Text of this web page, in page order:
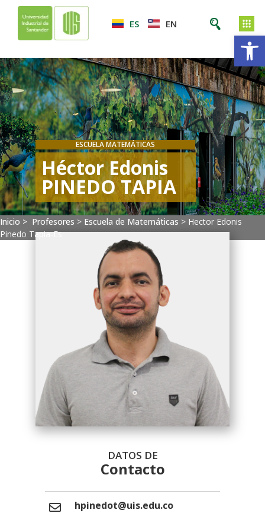
ES EN
Inicio > Profesores > Escuela de Matemáticas > Hector Edonis
Pinedo Tapia-Es
ESCUELA MATEMÁTICAS
Héctor Edonis
PINEDO TAPIA
DATOS DE
Contacto
hpinedot@uis.edu.co